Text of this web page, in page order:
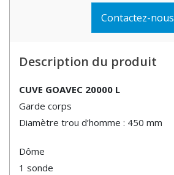
Contactez-nous
Description du produit
CUVE GOAVEC 20000 L
Garde corps
Diamètre trou d’homme : 450 mm
Dôme
1 sonde